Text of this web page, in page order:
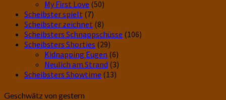
My First Love (50)
Scheibster spielt (7)
Scheibster zeichnet (8)
Scheibsters Schnappschüsse (106)
Scheibsters Shorties (29)
Kidnapping Eugen (6)
Neulich am Strand (3)
Scheibsters Showtime (13)
Geschwätz von gestern